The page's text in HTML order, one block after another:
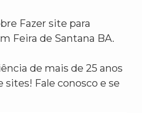
Fazer site para
Feira de Santana BA.
de mais de 25 anos
sites! Fale conosco e se